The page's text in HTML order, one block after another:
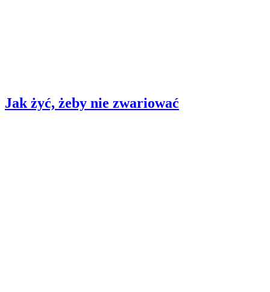
Jak żyć, żeby nie zwariować